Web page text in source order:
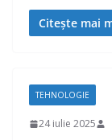
Citește mai
TEHNOLOGIE
24 iulie 2025